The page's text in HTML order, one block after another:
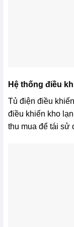
Hệ thống điều
Tủ điện điều
điều khiển kho
thu mua để tái sử